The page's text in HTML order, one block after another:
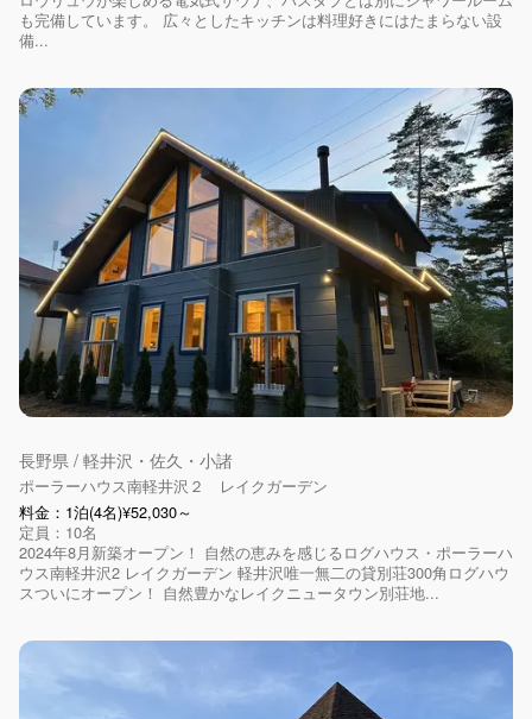
も完備しています。 広々としたキッチンは料理好きにはたまらない設
備...
長野県 / 軽井沢・佐久・小諸
ポーラーハウス南軽井沢２ レイクガーデン
料金：1泊(4名)¥52,030～
定員：10名
2024年8月新築オープン！ 自然の恵みを感じるログハウス・ポーラーハ
ウス南軽井沢2 レイクガーデン 軽井沢唯一無二の貸別荘300角ログハウ
スついにオープン！ 自然豊かなレイクニュータウン別荘地...